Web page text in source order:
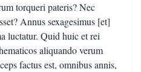
torqueri pateris? Nec
Annus sexagesimus [et]
luctatur. Quid huic et rei
aliquando verum
factus est, omnibus annis,